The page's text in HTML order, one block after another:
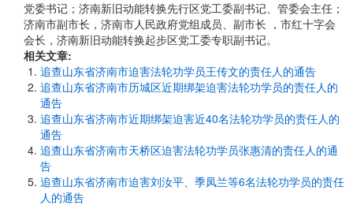
党委书记；济南新旧动能转换先行区党工委副书记、管委会主任；
济南市副市长，济南市人民政府党组成员、副市长 ，市红十字会
会长，济南新旧动能转换起步区党工委专职副书记。
相关文章:
追查山东省济南市迫害法轮功学员王传文的责任人的通告
追查山东省济南市历城区近期绑架迫害法轮功学员的责任人的
通告
追查山东省济南市近期绑架迫害近40名法轮功学员的责任人的
通告
追查山东省济南市天桥区迫害法轮功学员张惠清的责任人的通
告
追查山东省济南市迫害刘汝平、季凤兰等6名法轮功学员的责任
人的通告